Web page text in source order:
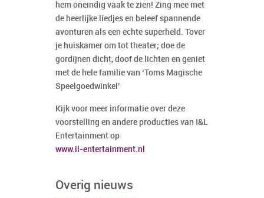
hem oneindig vaak te zien! Zing mee met
de heerlijke liedjes en beleef spannende
avonturen als een echte superheld. Tover
je huiskamer om tot theater; doe de
gordijnen dicht, doof de lichten en geniet
met de hele familie van ‘Toms Magische
Speelgoedwinkel’
Kijk voor meer informatie over deze
voorstelling en andere producties van I&L
Entertainment op
www.il-entertainment.nl
Overig nieuws